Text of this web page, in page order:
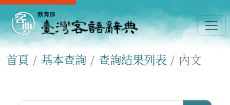
首頁 基本查詢 查詢結果列表 內文